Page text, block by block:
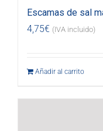
Escamas de sal
4,75€ (IVA incluido)
Añadir al carrito